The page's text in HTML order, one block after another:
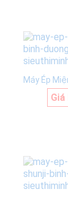
Máy Ép
Giá